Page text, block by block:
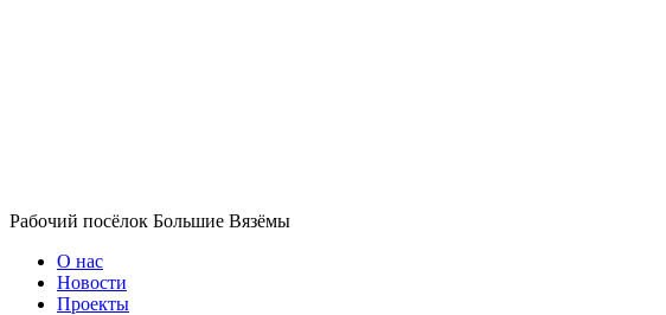
Рабочий посёлок Большие Вязёмы
О нас
Новости
Проекты